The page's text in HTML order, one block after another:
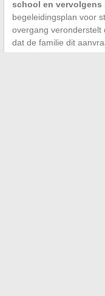
school en vervolgens
begeleidingsplan voor
overgang veronderstelt
dat de familie dit